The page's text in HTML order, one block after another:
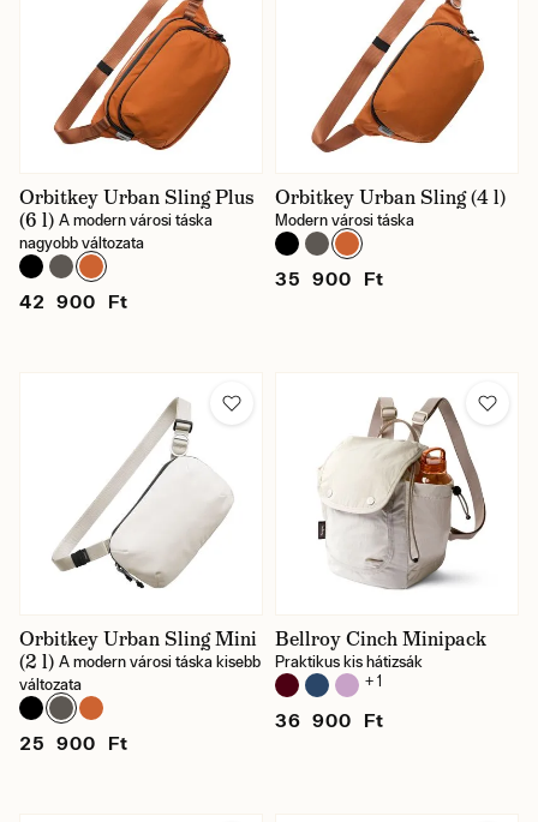
Orbitkey Urban Sling Plus
(6 l) A modern városi táska
nagyobb változata
42 900 Ft
Orbitkey Urban Sling (4 l)
Modern városi táska
35 900 Ft
Orbitkey Urban Sling Mini
(2 l) A modern városi táska kisebb
változata
25 900 Ft
Bellroy Cinch Minipack
Praktikus kis hátizsák
+ 1
36 900 Ft